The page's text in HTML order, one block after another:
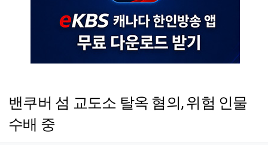
밴쿠버 섬 교도소 탈옥 혐의, 위험 인물
수배 중